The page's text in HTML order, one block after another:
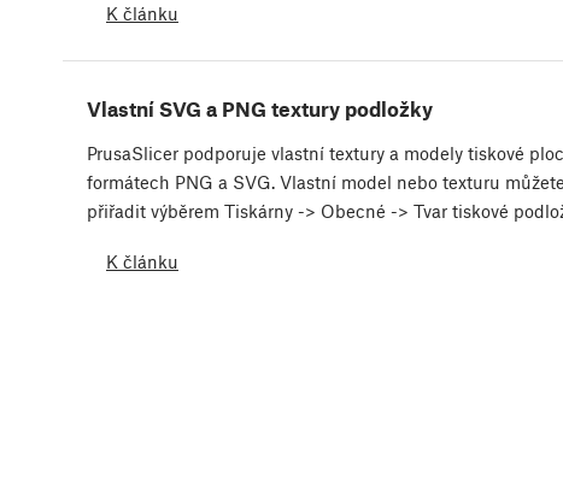
K článku
Vlastní SVG a PNG textury podložky
PrusaSlicer podporuje vlastní textury a modely tiskové
formátech PNG a SVG. Vlastní model nebo texturu můžete
přiřadit výběrem Tiskárny -> Obecné -> Tvar tiskové
K článku